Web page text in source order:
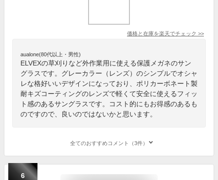
価格と在庫を楽天でチェック >>
aualone(80代以上・男性)
ELVEXの草刈りなど外作業用に使える保護メガネのサン
グラスです。グレーカラー（レンズ）のシンプルでオシャ
レな格好いいデザインになっており、ポリカーボネート製
耐キズコーティングのレンズで軽くて安全に使えるフィッ
ト感のあるサングラスです。コスト的にもお得感のあるも
のですので、良いのではないかと思います。
全てのおすすめコメント（3件）
6